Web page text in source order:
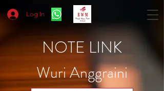
Log In
NOTE LINK
Wuri Anggraini